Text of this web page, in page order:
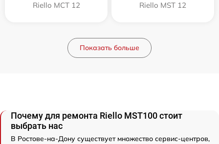
Riello MCT 12 Riello MST 12
Показать больше
Почему для ремонта Riello MST100 стоит
выбрать нас
В Ростове-на-Дону существует множество сервис-центров,